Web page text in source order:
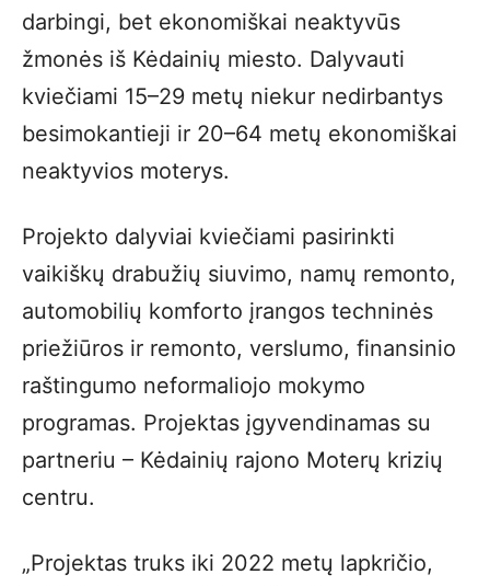
darbingi, bet ekonomiškai neaktyvūs
žmonės iš Kėdainių miesto. Dalyvauti
kviečiami 15–29 metų niekur nedirbantys
besimokantieji ir 20–64 metų ekonomiškai
neaktyvios moterys.
Projekto dalyviai kviečiami pasirinkti
vaikiškų drabužių siuvimo, namų remonto,
automobilių komforto įrangos techninės
priežiūros ir remonto, verslumo, finansinio
raštingumo neformaliojo mokymo
programas. Projektas įgyvendinamas su
partneriu – Kėdainių rajono Moterų krizių
centru.
„Projektas truks iki 2022 metų lapkričio,